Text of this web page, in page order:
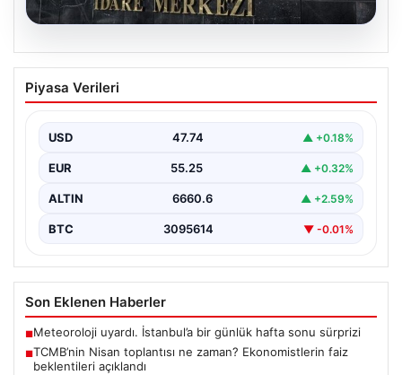
07.08.2026
TCMB’nin Nisan toplantısı ne zaman?
Ekonomistlerin faiz beklentileri
Türkiye Cumhuriyet Merkez Bankası Para Politikası
Piyasa Verileri
USD 47.74 ▲ +0.18%
EUR 55.25 ▲ +0.32%
ALTIN 6660.6 ▲ +2.59%
BTC 3095614 ▼ -0.01%
Son Eklenen Haberler
■Meteoroloji uyardı. İstanbul’a bir günlük hafta sonu sürprizi
■TCMB’nin Nisan toplantısı ne zaman? Ekonomistlerin faiz
beklentileri açıklandı